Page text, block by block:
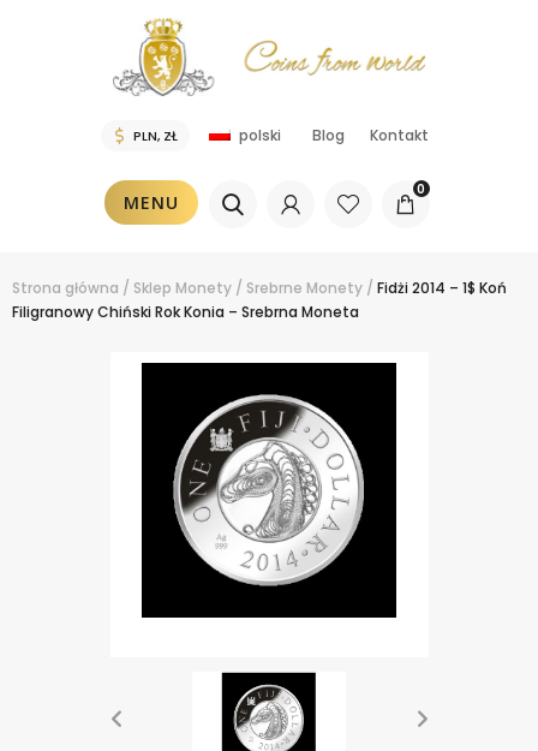
polski Blog Kontakt
MENU
0
Strona główna / Sklep Monety / Srebrne Monety / Fidżi 2014 – 1$ Koń
Filigranowy Chiński Rok Konia – Srebrna Moneta